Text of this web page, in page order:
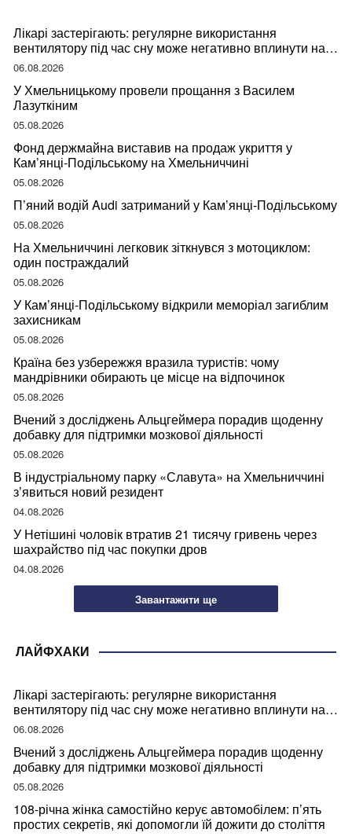
Лікарі застерігають: регулярне використання
вентилятору під час сну може негативно вплинути на
ваше здоров’я
06.08.2026
У Хмельницькому провели прощання з Василем
Лазуткіним
05.08.2026
Фонд держмайна виставив на продаж укриття у
Кам’янці-Подільському на Хмельниччині
05.08.2026
П’яний водій Audi затриманий у Кам’янці-Подільському
05.08.2026
На Хмельниччині легковик зіткнувся з мотоциклом:
один постраждалий
05.08.2026
У Кам’янці-Подільському відкрили меморіал загиблим
захисникам
05.08.2026
Країна без узбережжя вразила туристів: чому
мандрівники обирають це місце на відпочинок
05.08.2026
Вчений з досліджень Альцгеймера порадив щоденну
добавку для підтримки мозкової діяльності
05.08.2026
В індустріальному парку «Славута» на Хмельниччині
з’явиться новий резидент
04.08.2026
У Нетішині чоловік втратив 21 тисячу гривень через
шахрайство під час покупки дров
04.08.2026
Завантажити ще
ЛАЙФХАКИ
Лікарі застерігають: регулярне використання
вентилятору під час сну може негативно вплинути на
ваше здоров’я
06.08.2026
Вчений з досліджень Альцгеймера порадив щоденну
добавку для підтримки мозкової діяльності
05.08.2026
108-річна жінка самостійно керує автомобілем: п’ять
простих секретів, які допомогли їй дожити до століття